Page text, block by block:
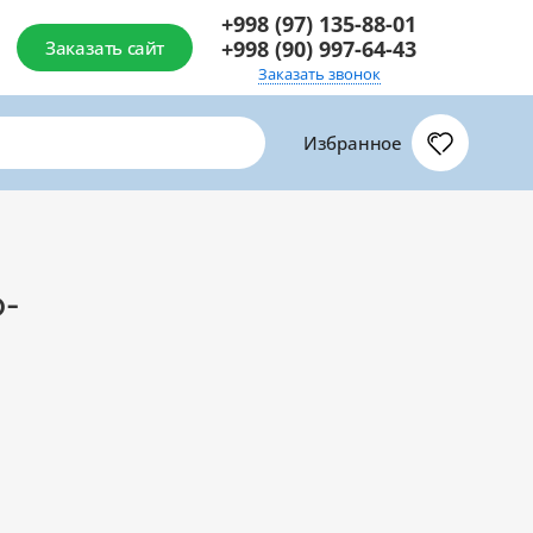
Заказать сайт
+998 (97) 135-88-01
+998 (90) 997-64-43
Заказать звонок
Избранное